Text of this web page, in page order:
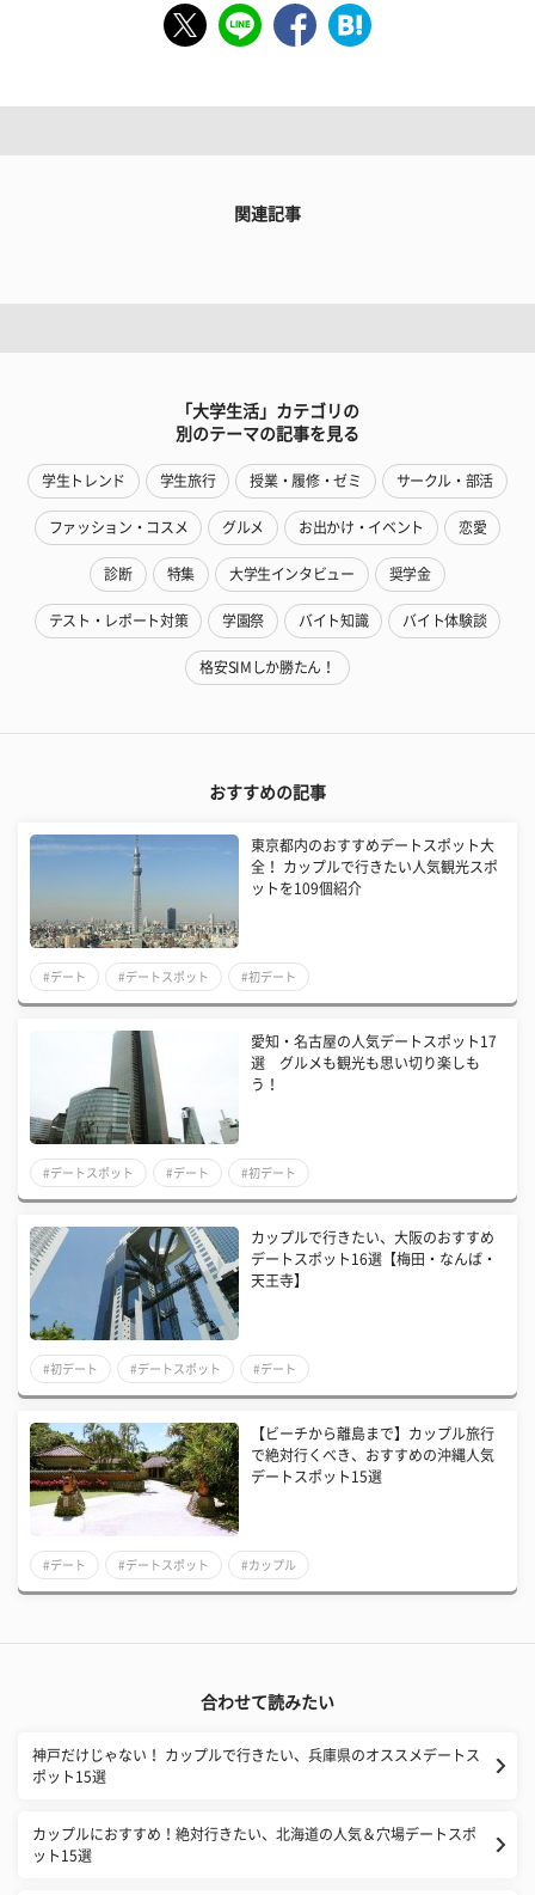
関連記事
「大学生活」カテゴリの
別のテーマの記事を見る
学生トレンド 学生旅行 授業・履修・ゼミ サークル・部活
ファッション・コスメ グルメ お出かけ・イベント 恋愛
診断 特集 大学生インタビュー 奨学金
テスト・レポート対策 学園祭 バイト知識 バイト体験談
格安SIMしか勝たん！
おすすめの記事
東京都内のおすすめデートスポット大
全！ カップルで行きたい人気観光スポ
ットを109個紹介
#デート #デートスポット #初デート
愛知・名古屋の人気デートスポット17
選 グルメも観光も思い切り楽しも
う！
#デートスポット #デート #初デート
カップルで行きたい、大阪のおすすめ
デートスポット16選【梅田・なんば・
天王寺】
#初デート #デートスポット #デート
【ビーチから離島まで】カップル旅行
で絶対行くべき、おすすめの沖縄人気
デートスポット15選
#デート #デートスポット #カップル
合わせて読みたい
神戸だけじゃない！ カップルで行きたい、兵庫県のオススメデートス
ポット15選
カップルにおすすめ！絶対行きたい、北海道の人気＆穴場デートスポ
ット15選